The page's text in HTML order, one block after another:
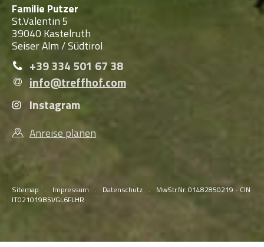
Familie Putzer
St.Valentin 5
39040 Kastelruth
Seiser Alm / Südtirol
+39 334 501 67 38
info@treffhof.com
Instagram
Anreise planen
Sitemap . Impressum . Datenschutz .
MwStr.Nr. 01482850219 - CIN
IT021019B5VGL6FLHR